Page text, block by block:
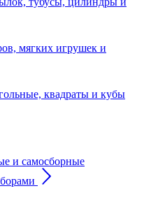
мягких игрушек и
квадраты и кубы
и самосборные